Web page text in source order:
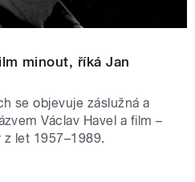
minout, říká Jan
se objevuje záslužná a
Václav Havel a film –
z let 1957–1989.